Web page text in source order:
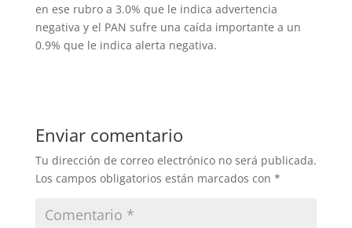
en ese rubro a 3.0% que le indica advertencia
negativa y el PAN sufre una caída importante a un
0.9% que le indica alerta negativa.
Enviar comentario
Tu dirección de correo electrónico no será publicada.
Los campos obligatorios están marcados con *